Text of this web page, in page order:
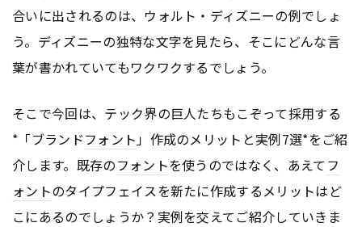
合いに出されるのは、ウォルト・ディズニーの例でしょ
う。ディズニーの独特な文字を見たら、そこにどんな言
葉が書かれていてもワクワクするでしょう。
そこで今回は、テック界の巨人たちもこぞって採用する
*「ブランドフォント」作成のメリットと実例7選*をご紹
介します。既存のフォントを使うのではなく、あえて フ
ォントのタイプフェイスを新たに作成するメリットはど
こにあるのでしょうか？実例を交えてご紹介していきま